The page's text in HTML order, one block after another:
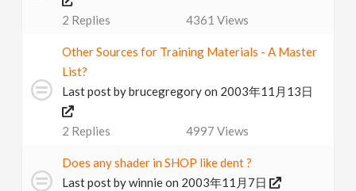
2 Replies 4361 Views
Other Sources for Training Materials - A Master
List?
Last post bybrucegregoryon 2003年11月13日
2 Replies 4997 Views
Does any shader in SHOP like dent ?
Last post bywinnieon 2003年11月7日